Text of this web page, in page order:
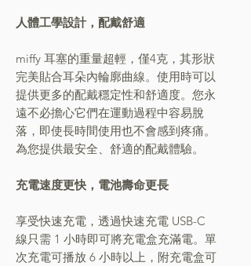
人體工學設計，配戴舒適
miffy 耳塞的重量超輕，僅4克，其形狀
完美貼合耳朵內輪廓曲線。使用時可以
提供更多的配戴穩定性和舒適度。您永
遠不必擔心它們在運動過程中容易脫
落，即使長時間使用也不會感到疼痛。
為您提供最安全、舒適的配戴體驗。
充電速度更快，電池壽命更長
享受快速充電，透過快速充電 USB-C
線只需 1 小時即可將充電盒充滿電。單
次充電可播放 6 小時以上，附充電盒可